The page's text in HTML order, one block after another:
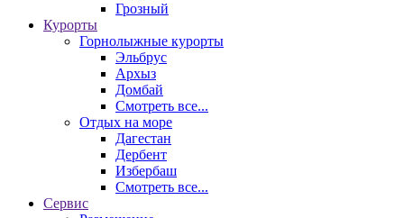
Грозный
Курорты
Горнолыжные курорты
Эльбрус
Архыз
Домбай
Смотреть все...
Отдых на море
Дагестан
Дербент
Избербаш
Смотреть все...
Сервис